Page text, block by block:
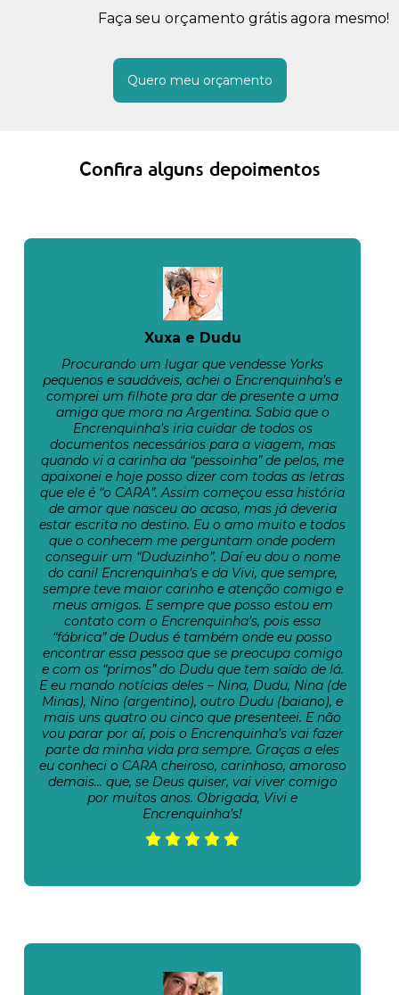
Faça seu orçamento grátis agora mesmo!
Quero meu orçamento
Confira alguns depoimentos
Xuxa e Dudu
Procurando um lugar que vendesse Yorks
pequenos e saudáveis, achei o Encrenquinha’s e
comprei um filhote pra dar de presente a uma
amiga que mora na Argentina. Sabia que o
Encrenquinha’s iria cuidar de todos os
documentos necessários para a viagem, mas
quando vi a carinha da “pessoinha” de pelos, me
apaixonei e hoje posso dizer com todas as letras
que ele é “o CARA”. Assim começou essa história
de amor que nasceu ao acaso, mas já deveria
estar escrita no destino. Eu o amo muito e todos
que o conhecem me perguntam onde podem
conseguir um “Duduzinho”. Daí eu dou o nome
do canil Encrenquinha’s e da Vivi, que sempre,
sempre teve maior carinho e atenção comigo e
meus amigos. E sempre que posso estou em
contato com o Encrenquinha’s, pois essa
“fábrica” de Dudus é também onde eu posso
encontrar essa pessoa que se preocupa comigo
e com os “primos” do Dudu que tem saído de lá.
E eu mando notícias deles – Nina, Dudu, Nina (de
Minas), Nino (argentino), outro Dudu (baiano), e
mais uns quatro ou cinco que presenteei. E não
vou parar por aí, pois o Encrenquinha’s vai fazer
parte da minha vida pra sempre. Graças a eles
eu conheci o CARA cheiroso, carinhoso, amoroso
demais… que, se Deus quiser, vai viver comigo
por muitos anos. Obrigada, Vivi e
Encrenquinha’s!